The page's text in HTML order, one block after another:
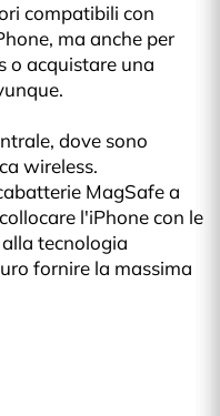
compatibili con
ma anche per
o acquistare una
dove sono
wireless.
MagSafe a
l'iPhone con le
tecnologia
fornire la massima